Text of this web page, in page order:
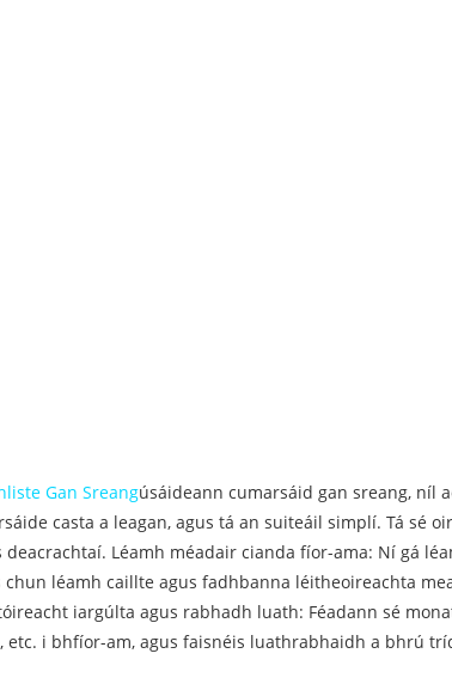
Gan Sreangúsáideann cumarsáid gan sreang, níl
casta a leagan, agus tá an suiteáil simplí. Tá sé
Léamh méadair cianda fíor-ama: Ní gá
léamh caillte agus fadhbanna léitheoireachta
iargúlta agus rabhadh luath: Féadann sé
i bhfíor-am, agus faisnéis luathrabhaidh a bhrú